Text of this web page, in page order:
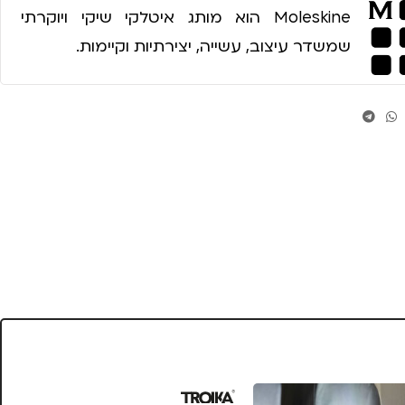
Moleskine הוא מותג איטלקי שיקי ויוקרתי
שמשדר עיצוב, עשייה, יצירתיות וקיימות.